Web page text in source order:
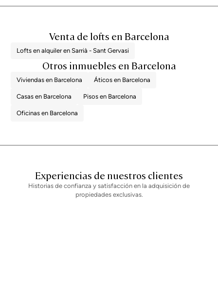
intermediación inmobiliaria serán asumidos por la parte vendedora, según
conforme a la normativa vigente. Los honorarios de intermediación
Venta de lofts en Barcelona
Lofts en alquiler en Sarrià - Sant Gervasi
Otros inmuebles en Barcelona
Viviendas en Barcelona Áticos en Barcelona
Casas en Barcelona Pisos en Barcelona
Oficinas en Barcelona
Experiencias de nuestros clientes
Historias de confianza y satisfacción en la adquisición de
propiedades exclusivas.